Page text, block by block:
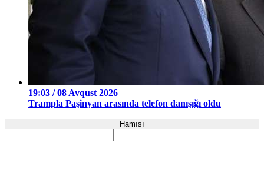
19:03 / 08 Avqust 2026
Trampla Paşinyan arasında telefon danışığı oldu
Hamısı